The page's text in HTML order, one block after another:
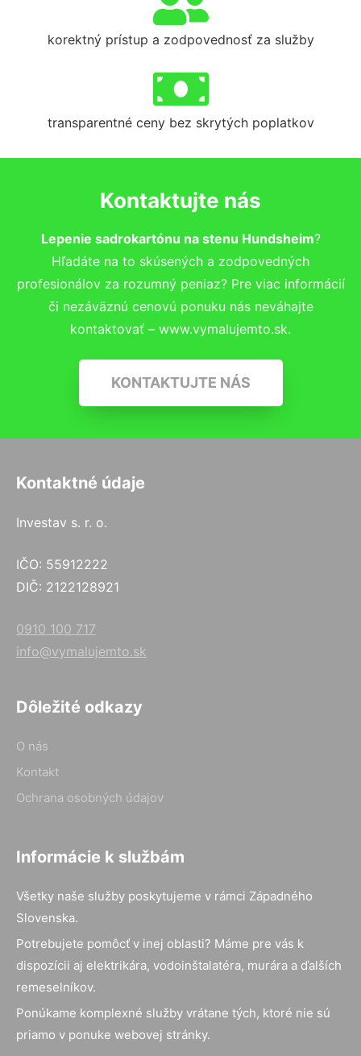
korektný prístup a zodpovednosť za služby
transparentné ceny bez skrytých poplatkov
Kontaktujte nás
Lepenie sadrokartónu na stenu Hundsheim?
Hľadáte na to skúsených a zodpovedných
profesionálov za rozumný peniaz? Pre viac informácií
či nezáväznú cenovú ponuku nás neváhajte
kontaktovať – www.vymalujemto.sk.
KONTAKTUJTE NÁS
Kontaktné údaje
Investav s. r. o.
IČO: 55912222
DIČ: 2122128921
0910 100 717
info@vymalujemto.sk
Dôležité odkazy
O nás
Kontakt
Ochrana osobných údajov
Informácie k službám
Všetky naše služby poskytujeme v rámci Západného
Slovenska.
Potrebujete pomôcť v inej oblasti? Máme pre vás k
dispozícii aj elektrikára, vodoinštalatéra, murára a ďalších
remeselníkov.
Ponúkame komplexné služby vrátane tých, ktoré nie sú
priamo v ponuke webovej stránky.